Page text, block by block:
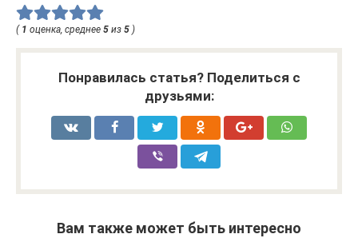
( 1 оценка, среднее 5 из 5 )
Понравилась статья? Поделиться с
друзьями:
Вам также может быть интересно